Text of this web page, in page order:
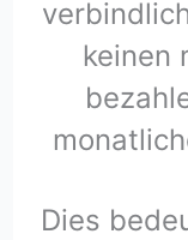
keinen
Dies